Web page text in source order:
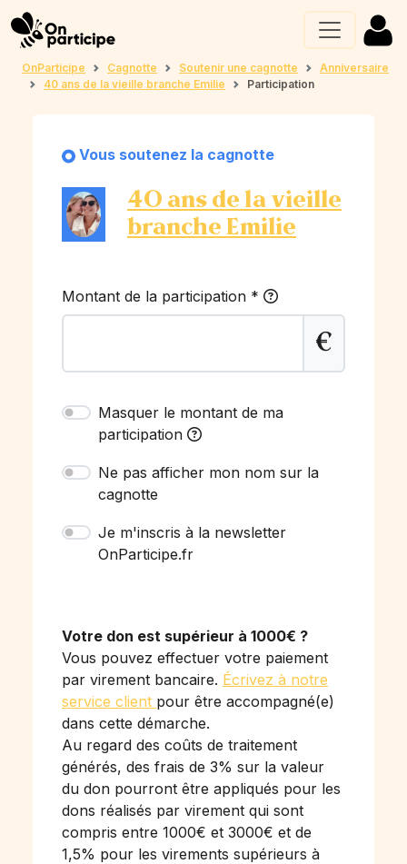
OnParticipe Cagnotte Soutenir une cagnotte
Anniversaire
40 ans de la vieille branche Emilie
Participation
Vous soutenez la cagnotte
40 ans de la vieille
branche Emilie
Montant de la participation *
€
Masquer le montant de ma
participation
Ne pas afficher mon nom sur la
cagnotte
Je m'inscris à la newsletter
OnParticipe.fr
Votre don est supérieur à 1000€ ?
Vous pouvez effectuer votre paiement
par virement bancaire. Écrivez à notre
service client pour être accompagné(e)
dans cette démarche.
Au regard des coûts de traitement
générés, des frais de 3% sur la valeur
du don pourront être appliqués pour les
dons réalisés par virement qui sont
compris entre 1000€ et 3000€ et de
1,5% pour les virements supérieurs à